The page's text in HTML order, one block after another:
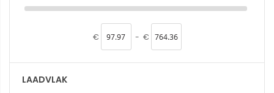
€ - €
LAADVLAK